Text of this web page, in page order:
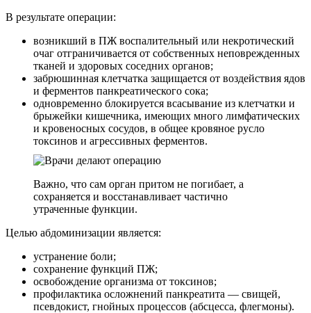
В результате операции:
возникший в ПЖ воспалительный или некротический
очаг отграничивается от собственных неповрежденных
тканей и здоровых соседних органов;
забрюшинная клетчатка защищается от воздействия ядов
и ферментов панкреатического сока;
одновременно блокируется всасывание из клетчатки и
брыжейки кишечника, имеющих много лимфатических
и кровеносных сосудов, в общее кровяное русло
токсинов и агрессивных ферментов.
Важно, что сам орган притом не погибает, а
сохраняется и восстанавливает частично
утраченные функции.
Целью абдоминизации является:
устранение боли;
сохранение функций ПЖ;
освобождение организма от токсинов;
профилактика осложнений панкреатита — свищей,
псевдокист, гнойных процессов (абсцесса, флегмоны).